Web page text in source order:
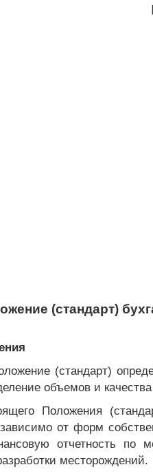
(стандарт)
(стандарт)
объемов и
Положения
от форм
отчетность по
месторождений.